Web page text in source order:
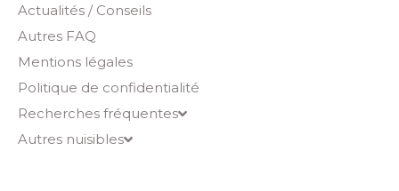
Actualités / Conseils
Autres FAQ
Mentions légales
Politique de confidentialité
Recherches fréquentes
Autres nuisibles